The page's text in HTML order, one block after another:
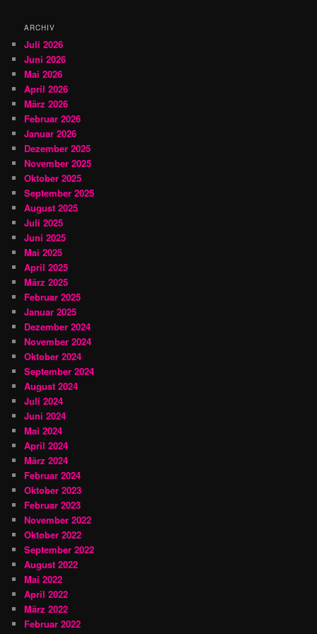
ARCHIV
Juli 2026
Juni 2026
Mai 2026
April 2026
März 2026
Februar 2026
Januar 2026
Dezember 2025
November 2025
Oktober 2025
September 2025
August 2025
Juli 2025
Juni 2025
Mai 2025
April 2025
März 2025
Februar 2025
Januar 2025
Dezember 2024
November 2024
Oktober 2024
September 2024
August 2024
Juli 2024
Juni 2024
Mai 2024
April 2024
März 2024
Februar 2024
Oktober 2023
Februar 2023
November 2022
Oktober 2022
September 2022
August 2022
Mai 2022
April 2022
März 2022
Februar 2022